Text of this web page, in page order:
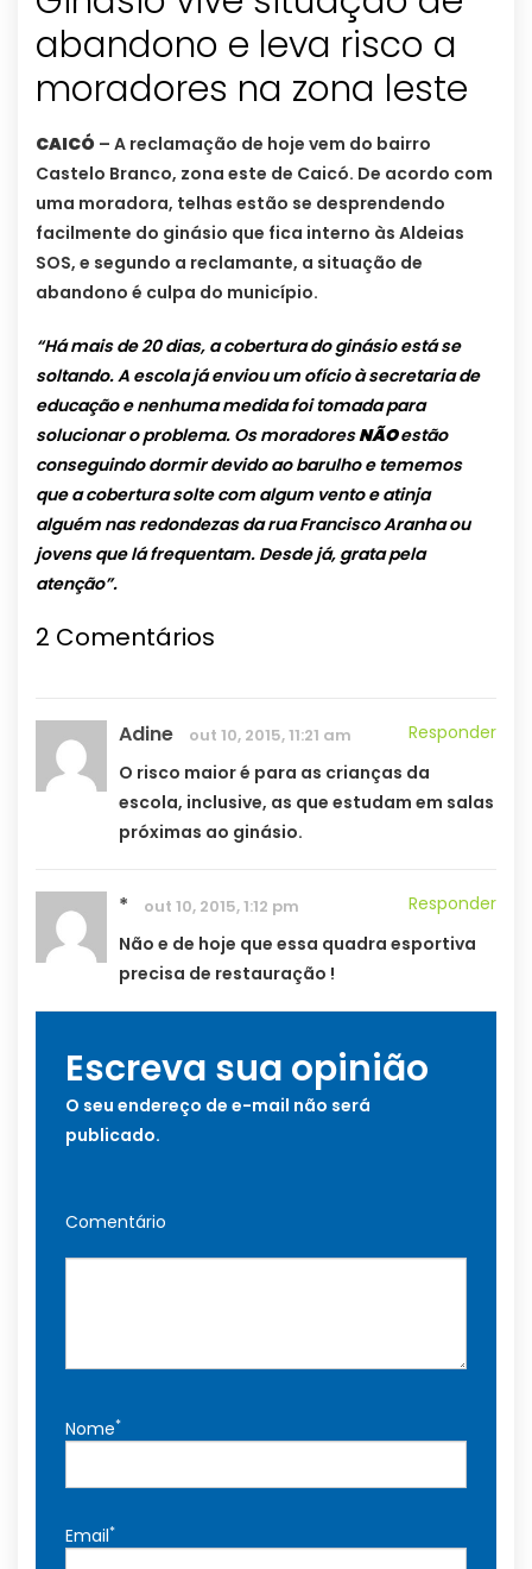
abandono e leva risco a
moradores na zona leste
CAICÓ – A reclamação de hoje vem do bairro
Castelo Branco, zona este de Caicó. De acordo com
uma moradora, telhas estão se desprendendo
facilmente do ginásio que fica interno às Aldeias
SOS, e segundo a reclamante, a situação de
abandono é culpa do município.
“Há mais de 20 dias, a cobertura do ginásio está se
soltando. A escola já enviou um ofício à secretaria de
educação e nenhuma medida foi tomada para
solucionar o problema. Os moradoresNÃOestão
conseguindo dormir devido ao barulho e tememos
que a cobertura solte com algum vento e atinja
alguém nas redondezas da rua Francisco Aranha ou
jovens que lá frequentam. Desde já, grata pela
atenção”.
2 Comentários
Adine out 10, 2015, 11:21 am
Responder
O risco maior é para as crianças da
escola, inclusive, as que estudam em salas
próximas ao ginásio.
* out 10, 2015, 1:12 pm
Responder
Não e de hoje que essa quadra esportiva
precisa de restauração !
Escreva sua opinião
O seu endereço de e-mail não será
publicado.
Comentário
Nome*
Email*